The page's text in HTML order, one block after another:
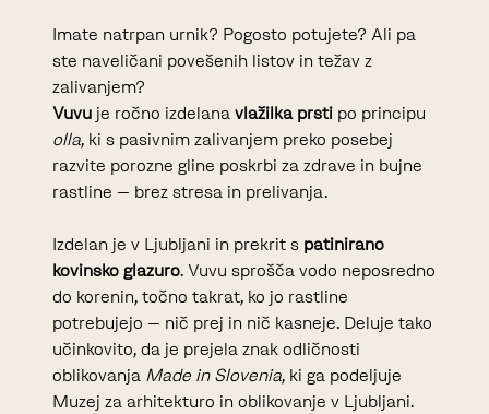
Imate natrpan urnik? Pogosto potujete? Ali pa
ste naveličani povešenih listov in težav z
zalivanjem?
Vuvu je ročno izdelanavlažilka prsti po principu
olla, ki s pasivnim zalivanjem preko posebej
razvite porozne gline poskrbi za zdrave in bujne
rastline – brez stresa in prelivanja.
Izdelan je v Ljubljani in prekrit s patinirano
kovinsko glazuro. Vuvu sprošča vodo neposredno
do korenin, točno takrat, ko jo rastline
potrebujejo – nič prej in nič kasneje. Deluje tako
učinkovito, da je prejela znak odličnosti
oblikovanja Made in Slovenia, ki ga podeljuje
Muzej za arhitekturo in oblikovanje v Ljubljani.